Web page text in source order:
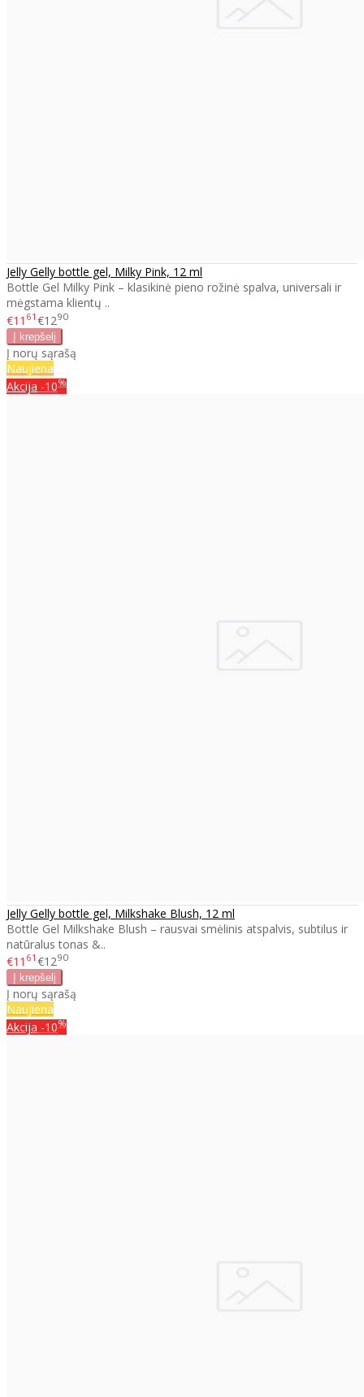
Jelly Gelly bottle gel, Milky Pink, 12 ml
Bottle Gel Milky Pink – klasikinė pieno rožinė spalva, universali ir
mėgstama klientų ..
€11 61 €1290
Į norų sąrašą
Naujiena
Akcija -10%
Jelly Gelly bottle gel, Milkshake Blush, 12 ml
Bottle Gel Milkshake Blush – rausvai smėlinis atspalvis, subtilus ir
natūralus tonas &..
€11 61 €1290
Į norų sąrašą
Naujiena
Akcija -10%